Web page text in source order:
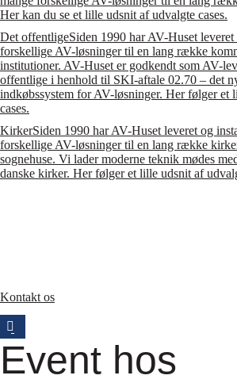
Her kan du se et lille udsnit af udvalgte cases.
Det offentligeSiden 1990 har AV-Huset
forskellige AV-løsninger til en lang række
institutioner. AV-Huset er godkendt som AV-
offentlige i henhold til SKI-aftale 02.70 – det
indkøbssystem for AV-løsninger. Her følger et
cases.
KirkerSiden 1990 har AV-Huset leveret og
forskellige AV-løsninger til en lang række
sognehuse. Vi lader moderne teknik mødes
danske kirker. Her følger et lille udsnit af
Kontakt os
Event hos